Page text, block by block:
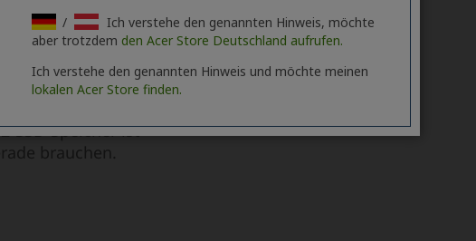
/
Ich verstehe den genannten Hinweis, möchte
aber trotzdem den Acer Store Deutschland aufrufen.
Ich verstehe den genannten Hinweis und möchte meinen
lokalen Acer Store finden.